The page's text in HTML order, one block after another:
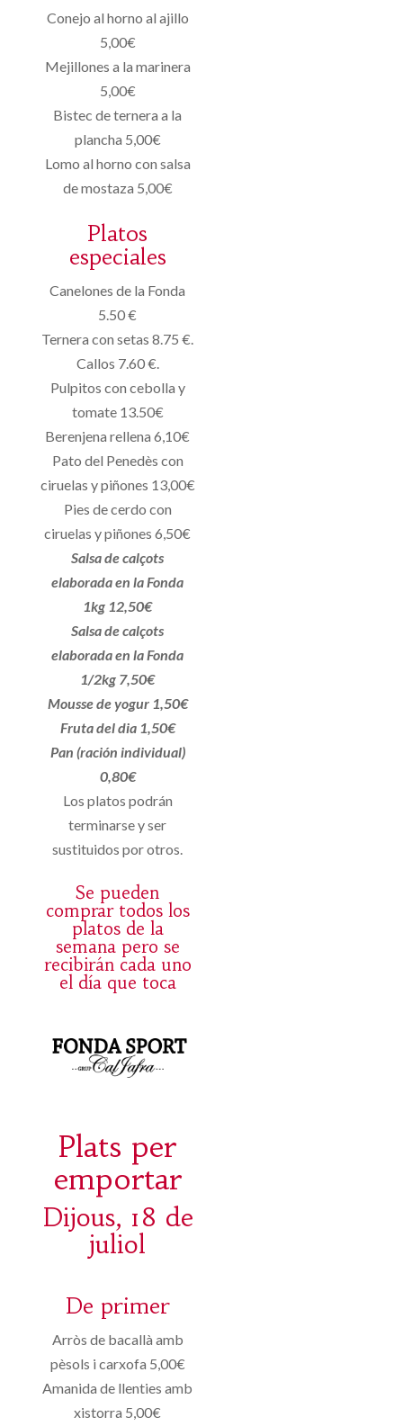
Conejo al horno al ajillo
5,00€
Mejillones a la marinera
5,00€
Bistec de ternera a la
plancha 5,00€
Lomo al horno con salsa
de mostaza 5,00€
Platos
especiales
Canelones de la Fonda
5.50 €
Ternera con setas 8.75 €.
Callos 7.60 €.
Pulpitos con cebolla y
tomate 13.50€
Berenjena rellena 6,10€
Pato del Penedès con
ciruelas y piñones 13,00€
Pies de cerdo con
ciruelas y piñones 6,50€
Salsa de calçots
elaborada en la Fonda
1kg 12,50€
Salsa de calçots
elaborada en la Fonda
1/2kg 7,50€
Mousse de yogur 1,50€
Fruta del dia 1,50€
Pan (ración individual)
0,80€
Los platos podrán
terminarse y ser
sustituidos por otros.
Se pueden
comprar todos los
platos de la
semana pero se
recibirán cada uno
el día que toca
Plats per
emportar
Dijous, 18 de
juliol
De primer
Arròs de bacallà amb
pèsols i carxofa 5,00€
Amanida de llenties amb
xistorra 5,00€